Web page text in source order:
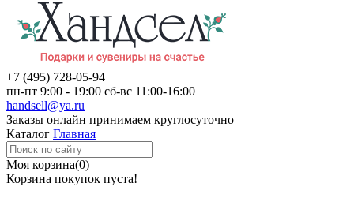
+7 (495) 728-05-94
пн-пт 9:00 - 19:00 сб-вс 11:00-16:00
handsell@ya.ru
Заказы онлайн принимаем круглосуточно
Каталог Главная
Моя корзина(0)
Корзина покупок пуста!